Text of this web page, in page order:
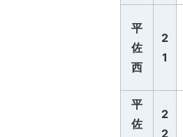
平
佐
西
2
1
平
佐
2
2